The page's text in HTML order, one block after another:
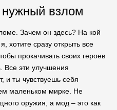
взлом
Зачем он здесь? На кой
хотите сразу открыть все
прокачивать своих героев
Все эти улучшения
и ты чувствуешь себя
маленьком мирке. Не
оружия, а мод – это как